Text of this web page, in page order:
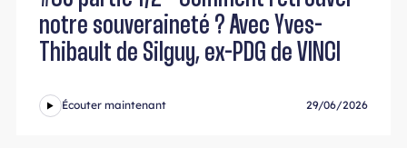
notre souveraineté ? Avec Yves-
Thibault de Silguy, ex-PDG de VINCI
Écouter maintenant 29/06/2026